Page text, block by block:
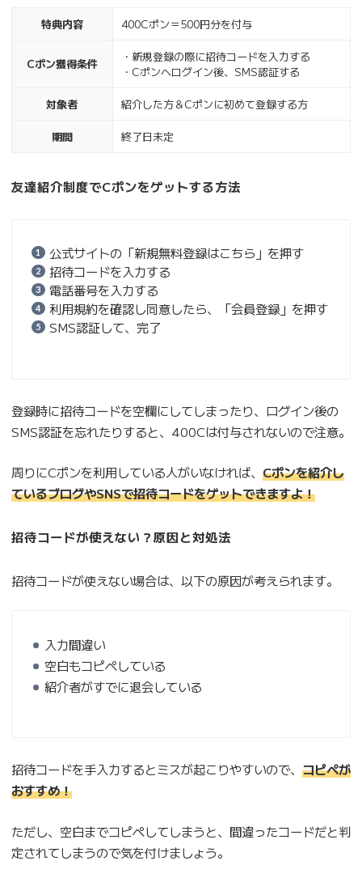
特典内容 400Cポン＝500円分を付与
Cポン獲得条件
・新規登録の際に招待コードを入力する
・Cポンへログイン後、SMS認証する
対象者 紹介した方＆Cポンに初めて登録する方
期間 終了日未定
友達紹介制度でCポンをゲットする方法
公式サイトの「新規無料登録はこちら」を押す
招待コードを入力する
電話番号を入力する
利用規約を確認し同意したら、「会員登録」を押す
SMS認証して、完了
登録時に招待コードを空欄にしてしまったり、ログイン後の
SMS認証を忘れたりすると、400Cは付与されないので注意。
周りにCポンを利用している人がいなければ、 Cポンを紹介し
ているブログやSNSで招待コードをゲットできますよ！
招待コードが使えない？原因と対処法
招待コードが使えない場合は、以下の原因が考えられます。
入力間違い
空白もコピペしている
紹介者がすでに退会している
招待コードを手入力するとミスが起こりやすいので、 コピペが
おすすめ！
ただし、空白までコピぺしてしまうと、間違ったコードだと判
定されてしまうので気を付けましょう。